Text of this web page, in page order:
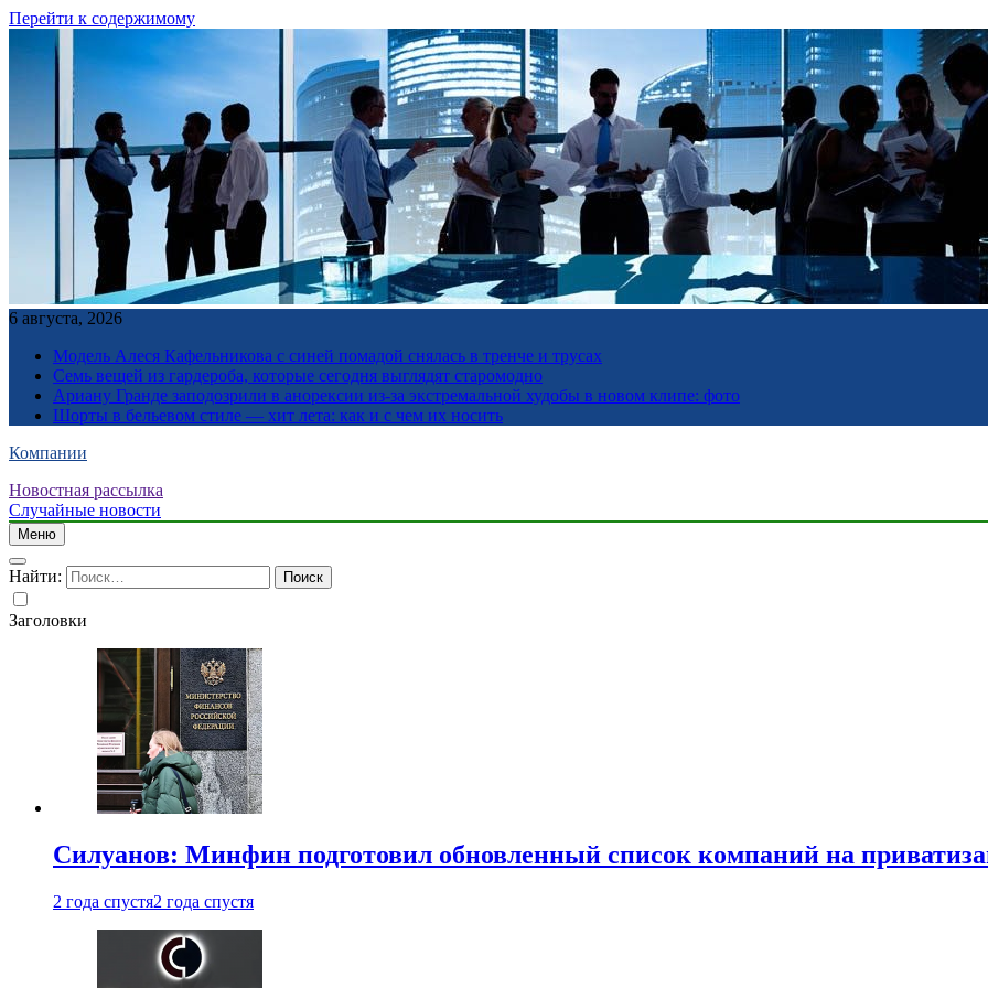
Перейти к содержимому
6 августа, 2026
Модель Алеся Кафельникова с синей помадой снялась в тренче и трусах
Семь вещей из гардероба, которые сегодня выглядят старомодно
Ариану Гранде заподозрили в анорексии из-за экстремальной худобы в новом клипе: фото
Шорты в бельевом стиле — хит лета: как и с чем их носить
Компании
Новостная рассылка
Случайные новости
Меню
Найти:
Заголовки
Силуанов: Минфин подготовил обновленный список компаний на
2 года спустя2 года спустя